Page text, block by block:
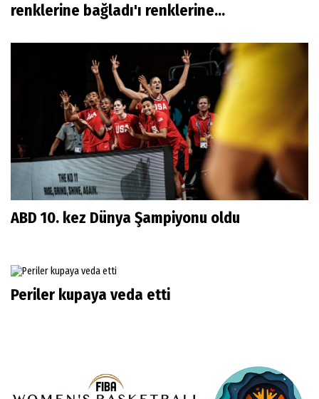
renklerine bağladı'ı renklerine...
ABD 10. kez Dünya Şampiyonu oldu
Periler kupaya veda etti